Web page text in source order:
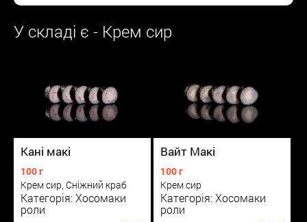
У складі є - Крем сир
Кані макі
100 г
Крем сир, Сніжний краб
Категорія: Хосомаки
роли
Вайт Макі
100 г
Крем сир
Категорія: Хосомаки
роли